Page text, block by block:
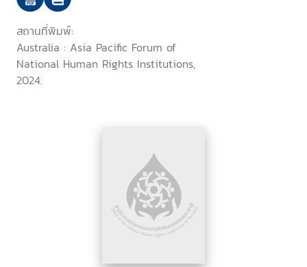
สถานที่พิมพ์:
Australia : Asia Pacific Forum of
National Human Rights Institutions,
2024.